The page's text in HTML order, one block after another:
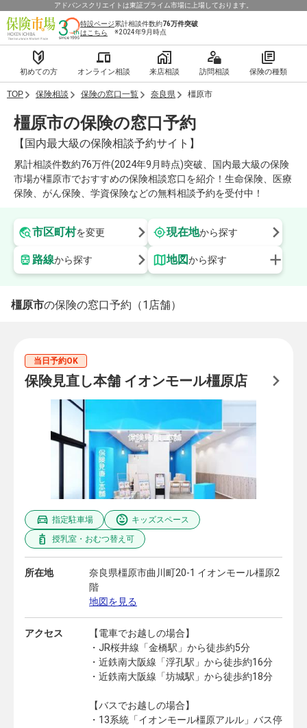
アドバンスクリエイトは東証プライム市場に上場しております。
特設ページ
はこちら
累計相談件数約76万件突破
※2024年9月時点
初めての方 オンライン相談 来店相談 訪問相談 保険の種類
TOP 保険相談 保険の窓口一覧 奈良県 橿原市
橿原市の保険の窓口予約
【国内最大級の保険相談予約サイト】
累計相談件数約76万件(2024年9月時点)突破、国内最大級の保険
市場が橿原市でおすすめの保険相談窓口を紹介！生命保険、医療
保険、がん保険、学資保険などの無料相談予約を受付中！
市区町村を変更 現在地から探す
路線から探す 地図から探す
橿原市の保険の窓口予約（1店舗）
当日予約OK
保険見直し本舗 イオンモール橿原店
指定駐車場
キッズスペース
授乳室・おむつ替え可
所在地
奈良県橿原市曲川町20-1 イオンモール橿原2
階
地図を見る
アクセス
【電車でお越しの場合】
・JR桜井線「金橋駅」から徒歩約5分
・近鉄南大阪線「浮孔駅」から徒歩約16分
・近鉄南大阪線「坊城駅」から徒歩約18分
【バスでお越しの場合】
・13系統「イオンモール橿原アルル」バス停